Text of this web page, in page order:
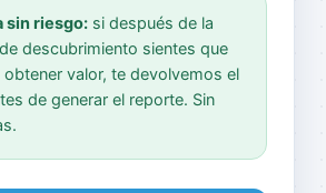
sin riesgo: si después de la
descubrimiento sientes que
obtener valor, te devolvemos el
de generar el reporte. Sin